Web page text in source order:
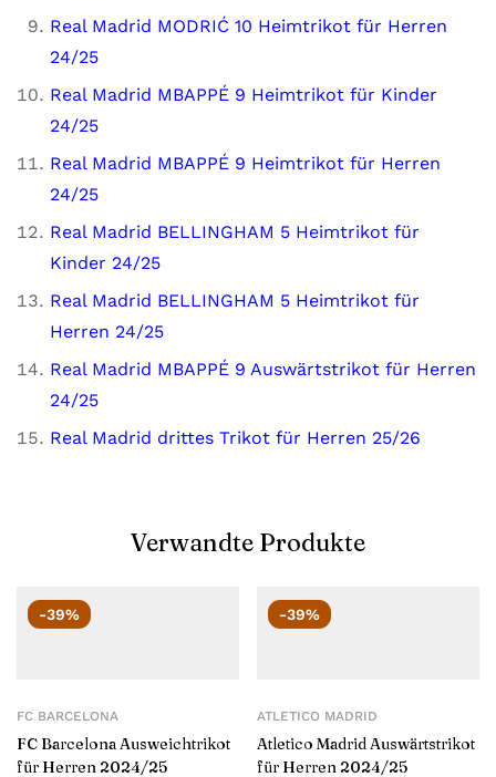
Real Madrid MODRIĆ 10 Heimtrikot für Herren
24/25
Real Madrid MBAPPÉ 9 Heimtrikot für Kinder
24/25
Real Madrid MBAPPÉ 9 Heimtrikot für Herren
24/25
Real Madrid BELLINGHAM 5 Heimtrikot für
Kinder 24/25
Real Madrid BELLINGHAM 5 Heimtrikot für
Herren 24/25
Real Madrid MBAPPÉ 9 Auswärtstrikot für Herren
24/25
Real Madrid drittes Trikot für Herren 25/26
Verwandte Produkte
-39%
FC BARCELONA
FC Barcelona Ausweichtrikot
für Herren 2024/25
-39%
ATLETICO MADRID
Atletico Madrid Auswärtstrikot
für Herren 2024/25